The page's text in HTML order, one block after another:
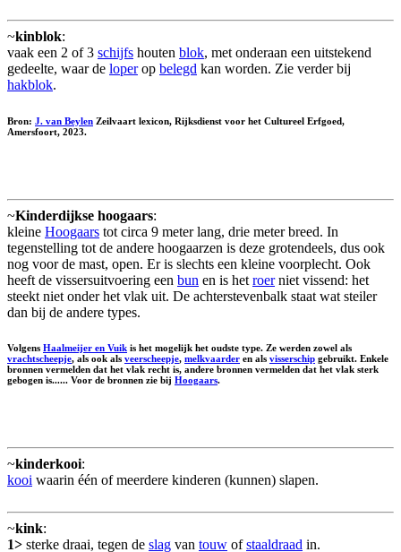
~kinblok:
vaak een 2 of 3 schijfs houten blok, met onderaan een uitstekend
gedeelte, waar de loperop belegd kan worden. Zie verder bij
hakblok.
Bron: J. van Beylen Zeilvaart lexicon, Rijksdienst voor het Cultureel Erfgoed,
Amersfoort, 2023.
~Kinderdijkse hoogaars:
kleine Hoogaars tot circa 9 meter lang, drie meter breed. In
tegenstelling tot de andere hoogaarzen is deze grotendeels, dus ook
nog voor de mast, open. Er is slechts een kleine voorplecht. Ook
heeft de vissersuitvoering een bun en is het roerniet vissend: het
steekt niet onder het vlak uit. De achterstevenbalk staat wat steiler
dan bij de andere types.
Volgens Haalmeijer en Vuik is het mogelijk het oudste type. Ze werden zowel als
vrachtscheepje, als ook als veerscheepje, melkvaarder en als visserschip gebruikt. Enkele
bronnen vermelden dat het vlak recht is, andere bronnen vermelden dat het vlak sterk
gebogen is...... Voor de bronnen zie bij Hoogaars.
~kinderkooi:
kooi waarin één of meerdere kinderen (kunnen) slapen.
~kink:
1> sterke draai, tegen de slag van touw ofstaaldraad in.